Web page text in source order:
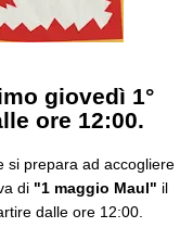
giovedì 1°
ore 12:00.
si prepara ad accogliere
di "1 maggio Maul" il
dalle ore 12:00.